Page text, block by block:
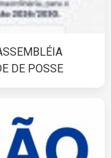
DE POSSE